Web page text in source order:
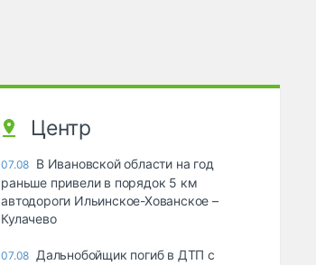
Центр
07.08 В Ивановской области на год
раньше привели в порядок 5 км
автодороги Ильинское-Хованское –
Кулачево
07.08 Дальнобойщик погиб в ДТП с